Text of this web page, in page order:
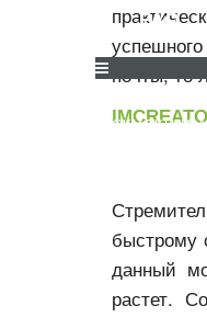
FAQ
СКИДКИ И
почты, то
быстрому
данный
растет.